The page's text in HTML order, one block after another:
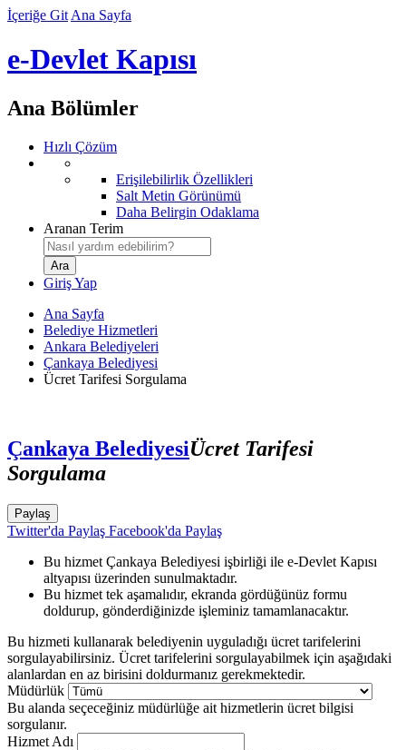
İçeriğe Git Ana Sayfa
e-Devlet Kapısı
Ana Bölümler
Hızlı Çözüm
Erişilebilirlik Özellikleri
Salt Metin Görünümü
Daha Belirgin Odaklama
Aranan Terim
Giriş Yap
Ana Sayfa
Belediye Hizmetleri
Ankara Belediyeleri
Çankaya Belediyesi
Ücret Tarifesi Sorgulama
Çankaya BelediyesiÜcret Tarifesi
Sorgulama
Paylaş
Twitter'da Paylaş Facebook'da Paylaş
Bu hizmet Çankaya Belediyesi işbirliği ile e-Devlet Kapısı
altyapısı üzerinden sunulmaktadır.
Bu hizmet tek aşamalıdır, ekranda gördüğünüz formu
doldurup, gönderdiğinizde işleminiz tamamlanacaktır.
Bu hizmeti kullanarak belediyenin uyguladığı ücret tarifelerini
sorgulayabilirsiniz. Ücret tarifelerini sorgulayabilmek için aşağıdaki
alanlardan en az birisini doldurmanız gerekmektedir.
Müdürlük
Bu alanda seçeceğiniz müdürlüğe ait hizmetlerin ücret bilgisi
sorgulanır.
Hizmet Adı